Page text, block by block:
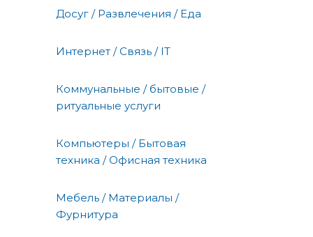
Досуг / Развлечения / Еда
Интернет / Связь / IT
Коммунальные / бытовые /
ритуальные услуги
Компьютеры / Бытовая
техника / Офисная техника
Мебель / Материалы /
Фурнитура